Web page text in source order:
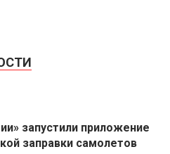
запустили приложение
заправки самолетов